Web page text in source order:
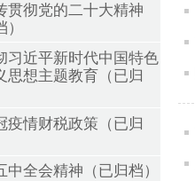
贯彻党的二十大精神
）
习近平新时代中国特色
思想主题教育（已归
疫情财税政策（已归
中全会精神（已归档）